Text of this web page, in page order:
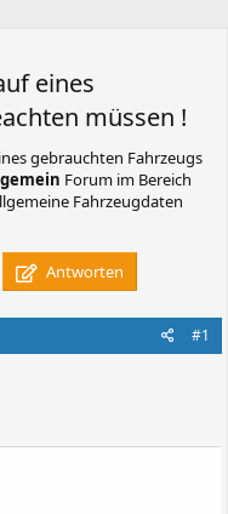
eines
müssen !
gebrauchten Fahrzeugs
Forum im Bereich
Fahrzeugdaten
Antworten
#1